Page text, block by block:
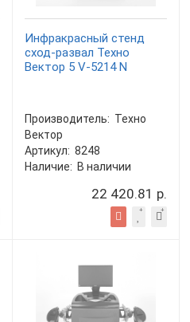
Инфракрасный стенд
сход-развал Техно
Вектор 5 V-5214 N
Производитель: Техно
Вектор
Артикул: 8248
Наличие: В наличии
22 420.81 р.